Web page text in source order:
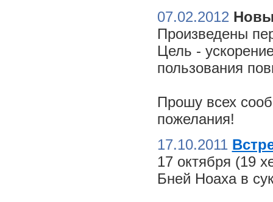
07.02.2012
Произведены
Цель -
пользования
Прошу всех
пожелания!
17.10.2011
17 октября (19
Бней Ноаха в